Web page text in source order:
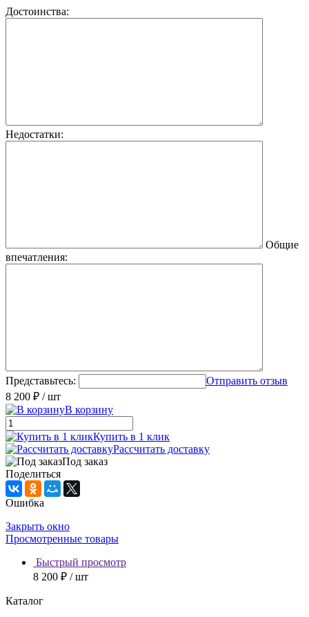
Достоинства:
Недостатки:
Общие
впечатления:
Представьтесь:
Отправить отзыв
8 200 ₽ / шт
В корзину
Купить в 1 клик
Рассчитать доставку
Под заказ
Поделиться
Ошибка
Закрыть окно
Просмотренные товары
Быстрый просмотр
8 200 ₽ / шт
Каталог